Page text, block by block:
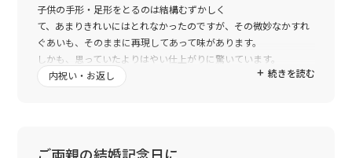
と思っています。。。ステキに作っていただいてありがとうござ
子供の手形・足形をとるのは結構むずかしく
て、あまりきれいにはとれなかったのですが、その微妙なかすれ
ぐあいも、そのままに再現してあって味があります。
しかも、思っていたよりはやい仕上がりに驚いています。
これを贈る先の両家の祖父母がこのフォトフレームをどれほど喜
続きを読む
内祝い・お返し